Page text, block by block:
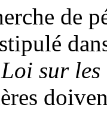
de
Loi sur les